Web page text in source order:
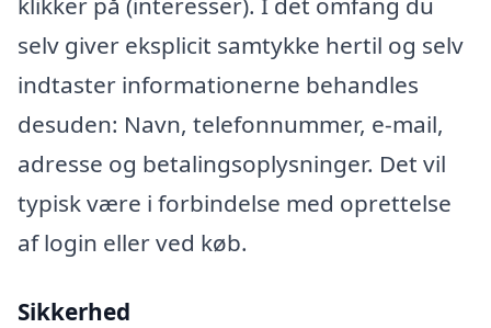
selv giver eksplicit samtykke hertil og selv
indtaster informationerne behandles
desuden: Navn, telefonnummer, e-mail,
adresse og betalingsoplysninger. Det vil
typisk være i forbindelse med oprettelse
af login eller ved køb.
Sikkerhed